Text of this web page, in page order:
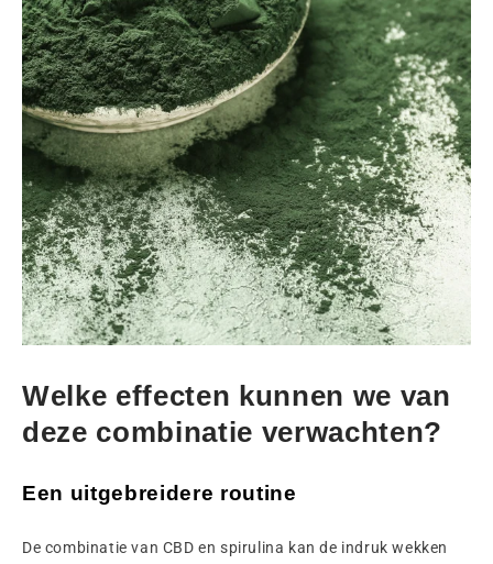
Welke effecten kunnen we van
deze combinatie verwachten?
Een uitgebreidere routine
De combinatie van CBD en spirulina kan de indruk wekken